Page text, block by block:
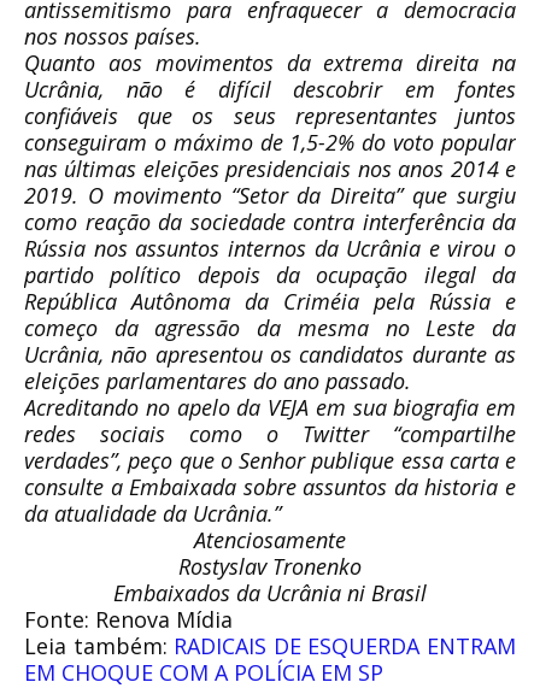
antissemitismo para enfraquecer a democracia
nos nossos países.
Quanto aos movimentos da extrema direita na
Ucrânia, não é difícil descobrir em fontes
confiáveis que os seus representantes juntos
conseguiram o máximo de 1,5-2% do voto popular
nas últimas eleições presidenciais nos anos 2014 e
2019. O movimento “Setor da Direita” que surgiu
como reação da sociedade contra interferência da
Rússia nos assuntos internos da Ucrânia e virou o
partido político depois da ocupação ilegal da
República Autônoma da Criméia pela Rússia e
começo da agressão da mesma no Leste da
Ucrânia, não apresentou os candidatos durante as
eleições parlamentares do ano passado.
Acreditando no apelo da VEJA em sua biografia em
redes sociais como o Twitter “compartilhe
verdades”, peço que o Senhor publique essa carta e
consulte a Embaixada sobre assuntos da historia e
da atualidade da Ucrânia.”
Atenciosamente
Rostyslav Tronenko
Embaixados da Ucrânia ni Brasil
Fonte: Renova Mídia
Leia também: RADICAIS DE ESQUERDA ENTRAM
EM CHOQUE COM A POLÍCIA EM SP